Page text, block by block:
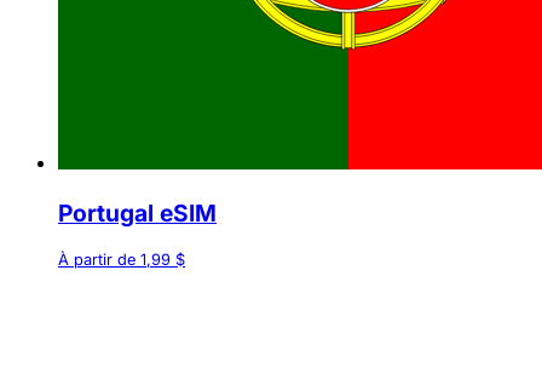
Portugal eSIM
À partir de 1,99 $